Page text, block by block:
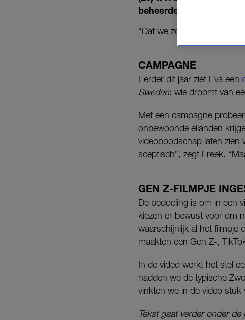
beheerders van het
“Dat we zouden winnen,
CAMPAGNE
Eerder dit jaar ziet Eva een
Sweden: wie droomt van
Met een campagne
onbewoonde eilanden
videoboodschap laten zien
sceptisch”, zegt Freek.
GEN Z-FILMPJE
De bedoeling is om in een
kiezen er bewust voor om
waarschijnlijk al het filmpje
maakten een Gen Z-,
In de video werkt het stel
hadden we de typische
vinkten we in de video stuk
Tekst gaat verder onder de